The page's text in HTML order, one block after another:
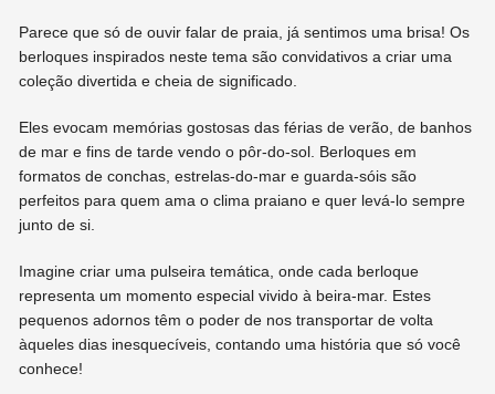
Parece que só de ouvir falar de praia, já sentimos uma brisa! Os
berloques inspirados neste tema são convidativos a criar uma
coleção divertida e cheia de significado.
Eles evocam memórias gostosas das férias de verão, de banhos
de mar e fins de tarde vendo o pôr-do-sol. Berloques em
formatos de conchas, estrelas-do-mar e guarda-sóis são
perfeitos para quem ama o clima praiano e quer levá-lo sempre
junto de si.
Imagine criar uma pulseira temática, onde cada berloque
representa um momento especial vivido à beira-mar. Estes
pequenos adornos têm o poder de nos transportar de volta
àqueles dias inesquecíveis, contando uma história que só você
conhece!